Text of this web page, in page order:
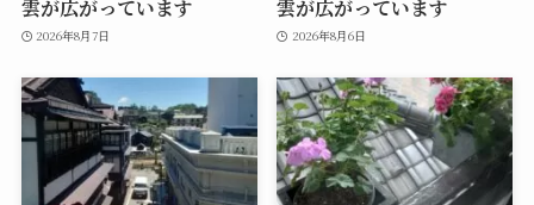
雲が広がっています
2026年8月7日
雲が広がっています
2026年8月6日